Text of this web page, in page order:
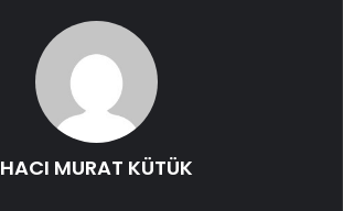
HACI MURAT KÜTÜK